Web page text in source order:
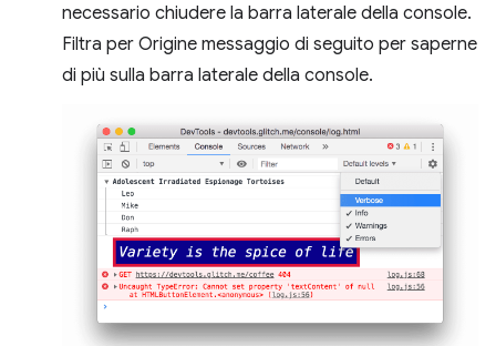
necessario chiudere la barra laterale della console.
Filtra per Origine messaggio di seguito per saperne
di più sulla barra laterale della console.